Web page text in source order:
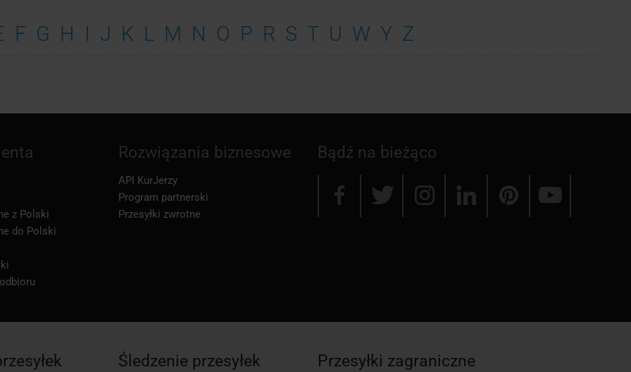
F G H I J K L M N O P R S T U W Y Z
Bądź na bieżąco
z Polski
do Polski
Rozwiązania biznesowe
API KurJerzy
Program partnerski
Przesyłki zwrotne
Śledzenie przesyłek Przesyłki zagraniczne